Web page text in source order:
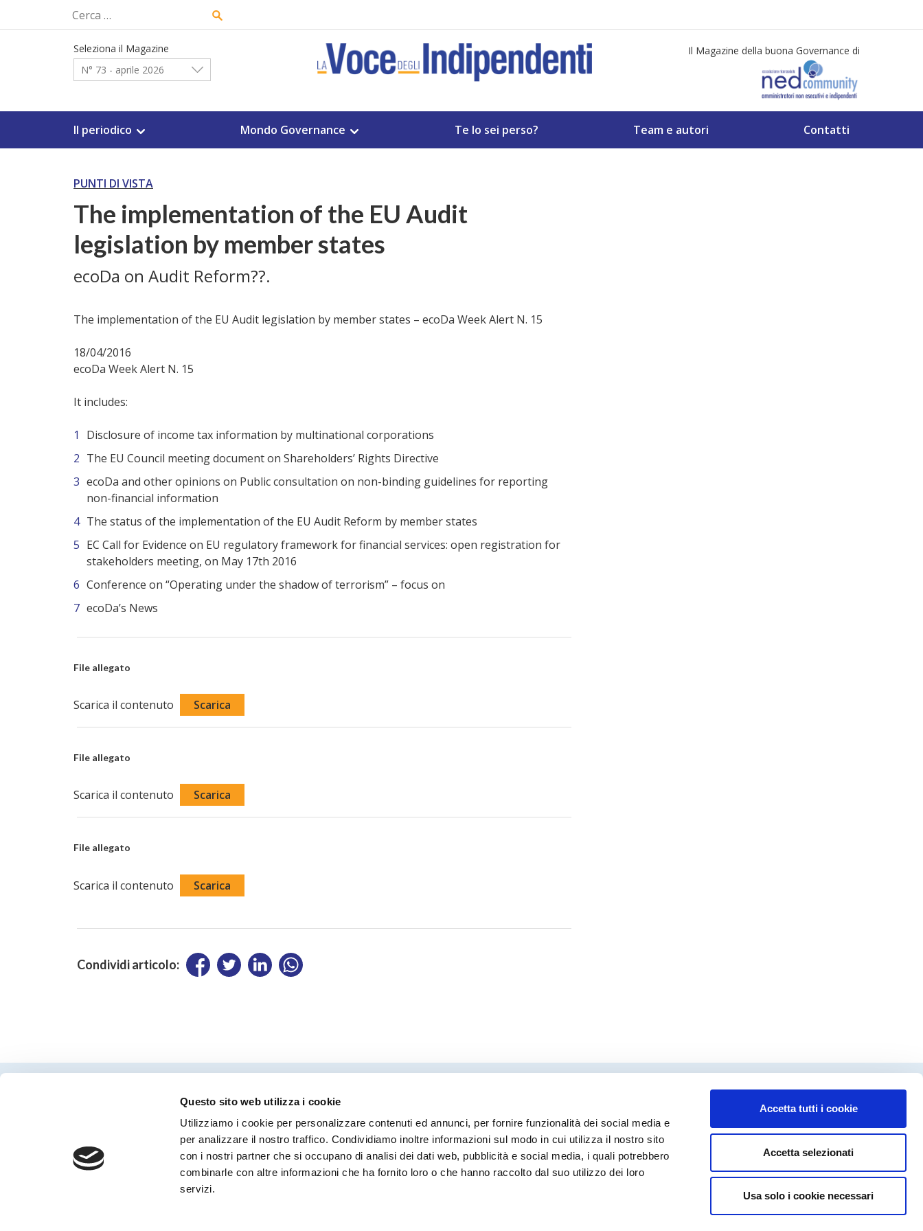
Questo sito web utilizza i cookie
Utilizziamo i cookie per personalizzare contenuti ed annunci, per fornire funzionalità dei social media e
per analizzare il nostro traffico. Condividiamo inoltre informazioni sul modo in cui utilizza il nostro sito
con i nostri partner che si occupano di analisi dei dati web, pubblicità e social media, i quali potrebbero
combinarle con altre informazioni che ha fornito loro o che hanno raccolto dal suo utilizzo dei loro
servizi.
Accetta tutti i cookie
Accetta selezionati
Usa solo i cookie necessari
Ricerca
per:
Seleziona il Magazine
N° 73 - aprile 2026
Il Magazine della buona Governance di
Il periodico Mondo Governance Te lo sei perso? Team e autori Contatti
PUNTI DI VISTA
The implementation of the EU Audit
legislation by member states
ecoDa on Audit Reform??.
The implementation of the EU Audit legislation by member states – ecoDa Week Alert N. 15
18/04/2016
ecoDa Week Alert N. 15
It includes:
Disclosure of income tax information by multinational corporations
The EU Council meeting document on Shareholders’ Rights Directive
ecoDa and other opinions on Public consultation on non-binding guidelines for reporting
non-financial information
The status of the implementation of the EU Audit Reform by member states
EC Call for Evidence on EU regulatory framework for financial services: open registration for
stakeholders meeting, on May 17th 2016
Conference on “Operating under the shadow of terrorism” – focus on
ecoDa’s News
File allegato
Scarica il contenuto Scarica
File allegato
Scarica il contenuto Scarica
File allegato
Scarica il contenuto Scarica
Condividi articolo:
Periodico Nedcommunity Reg. Tribunale di
Milano n° 341 (17/07/2009) Editore:
Direttore responsabile
Stefano Modena
Coordinamento editoriale
Monica Fanecco
Ilaria Molinari
Roberto Valguarnera